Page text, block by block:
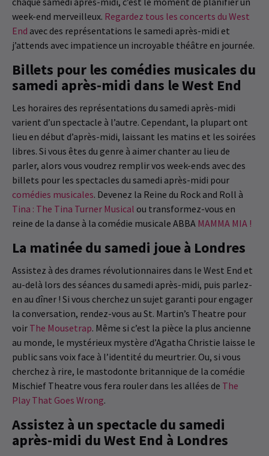
week-end merveilleux. Regardez tous les concerts du West
End avec des représentations le samedi après-midi et
j’attends avec impatience un incroyable théâtre en journée.
Billets pour les comédies musicales du
samedi après-midi dans le West End
Les horaires des représentations du samedi après-midi
varient d’un spectacle à l’autre. Cependant, la plupart ont
lieu en début d’après-midi, laissant les matins et les soirées
libres. Si vous êtes du genre à aimer chanter au lieu de
parler, alors vous voudrez remplir vos week-ends avec des
billets pour les spectacles du samedi après-midi pour
comédies musicales. Devenez la Reine du Rock and Roll à
Tina : The Tina Turner Musical ou transformez-vous en
reine de la danse à la comédie musicale ABBA MAMMA MIA !
La matinée du samedi joue à Londres
Assistez à des drames révolutionnaires dans le West End et
au-delà lors des séances du samedi après-midi, puis parlez-
en au dîner ! Si vous cherchez un sujet garanti pour engager
la conversation, rendez-vous au St. Martin’s Theatre pour
voir The Mousetrap. Même si c’est la pièce la plus ancienne
au monde, le mystérieux mystère d’Agatha Christie laisse le
public sans voix face à l’identité du meurtrier. Ou, si vous
cherchez à rire, le mastodonte britannique de la comédie
Mischief Theatre vous fera rouler dans les allées de The
Play That Goes Wrong.
Assistez à un spectacle du samedi
après-midi du West End à Londres